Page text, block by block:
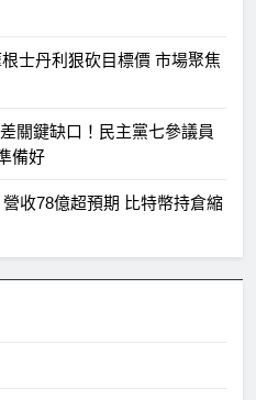
士丹利狠砍目標價 市場聚焦
關鍵缺口！民主黨七參議員
備好
收78億超預期 比特幣持倉縮